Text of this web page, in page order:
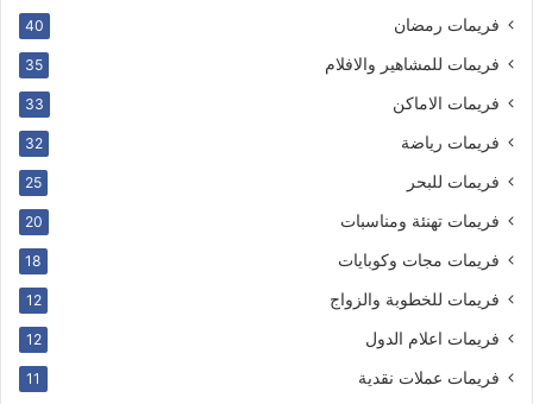
فريمات رمضان 40
فريمات للمشاهير والافلام 35
فريمات الاماكن 33
فريمات رياضة 32
فريمات للبحر 25
فريمات تهنئة ومناسبات 20
فريمات مجات وكوبايات 18
فريمات للخطوبة والزواج 12
فريمات اعلام الدول 12
فريمات عملات نقدية 11